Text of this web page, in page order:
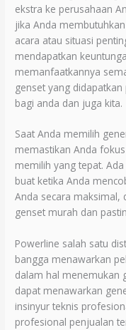
ekstra ke perusahaan
jika Anda
acara atau situasi
mendapatkan
memanfaatkannya
genset yang
bagi anda dan juga kita.
Saat Anda memilih
memastikan Anda
memilih yang tepat.
buat ketika Anda
Anda secara maksimal,
genset murah dan
Powerline salah satu
bangga menawarkan
dalam hal menemukan
dapat menawarkan
insinyur teknis
profesional penjualan